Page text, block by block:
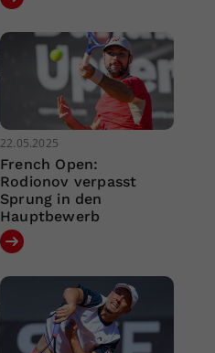
22.05.2025
French Open:
Rodionov verpasst
Sprung in den
Hauptbewerb